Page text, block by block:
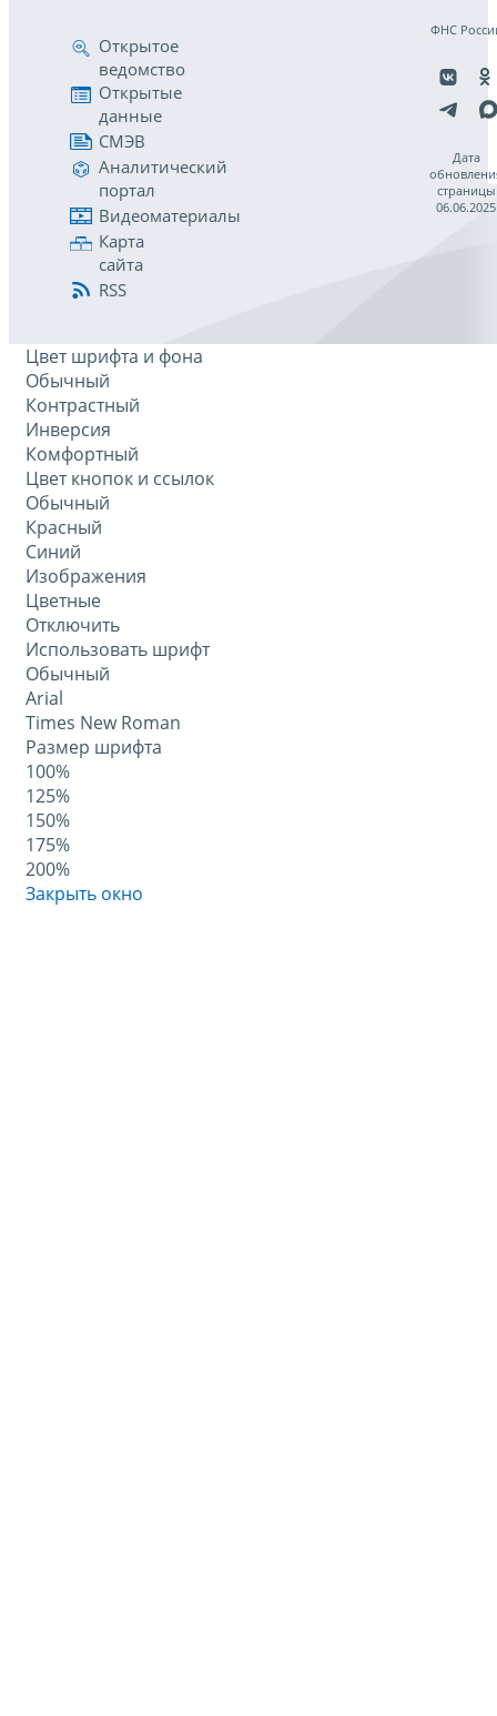
Открытое
ведомство
Открытые
данные
СМЭВ
Аналитический
портал
Видеоматериалы
Карта
сайта
RSS
ФНС
Дата
страницы
06.06.2025
Цвет шрифта и фона
Обычный
Контрастный
Инверсия
Комфортный
Цвет кнопок и ссылок
Обычный
Красный
Синий
Изображения
Цветные
Отключить
Использовать шрифт
Обычный
Arial
Times New Roman
Размер шрифта
100%
125%
150%
175%
200%
Закрыть окно